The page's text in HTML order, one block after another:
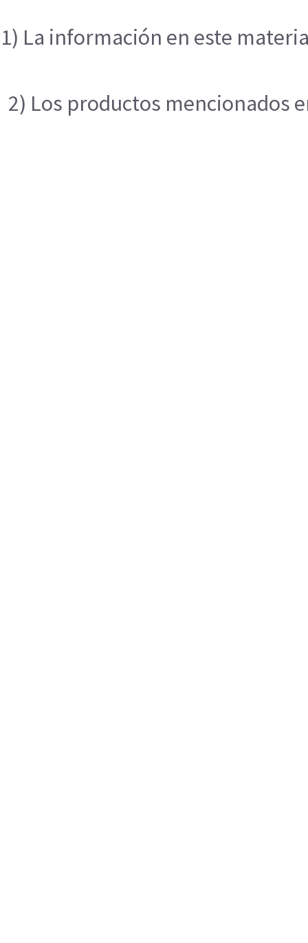
1) La información en este
2) Los productos mencionados